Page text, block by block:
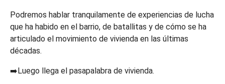
Podremos hablar tranquilamente de experiencias de lucha
que ha habido en el barrio, de batallitas y de cómo se ha
articulado el movimiento de vivienda en las últimas
décadas.
➡️Luego llega el pasapalabra de vivienda.